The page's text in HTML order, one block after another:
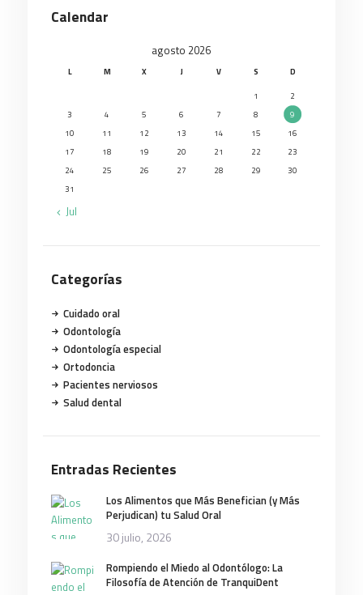
Calendar
agosto 2026
L M X J V S
D
1
2
3
4 5 6 7 8
9
10
11 12 13 14 15
16
17
18 19 20 21 22
23
24
25 26 27 28 29
30
31
« Jul
Categorías
Cuidado oral
Odontología
Odontología especial
Ortodoncia
Pacientes nerviosos
Salud dental
Entradas Recientes
Los Alimentos que Más Benefician (y Más
Perjudican) tu Salud Oral
30 julio, 2026
Rompiendo el Miedo al Odontólogo: La
Filosofía de Atención de TranquiDent